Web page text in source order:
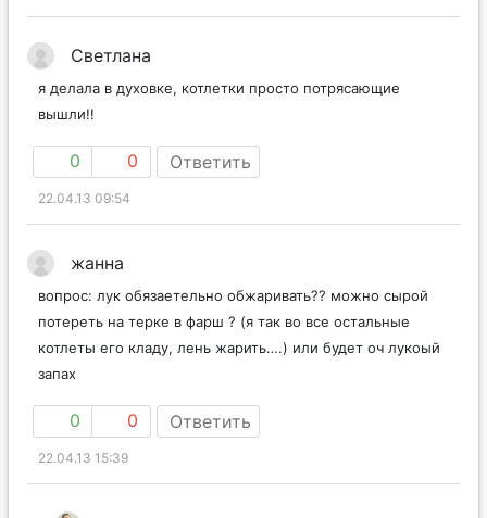
Светлана
я делала в духовке, котлетки просто потрясающие
вышли!!
0 0 Ответить
22.04.13 09:54
жанна
вопрос: лук обязаетельно обжаривать?? можно сырой
потереть на терке в фарш ? (я так во все остальные
котлеты его кладу, лень жарить….) или будет оч лукоый
запах
0 0 Ответить
22.04.13 15:39